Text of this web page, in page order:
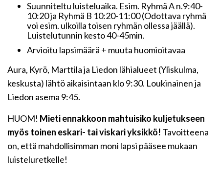
Suunniteltu luisteluaika. Esim. Ryhmä A n.9:40-
10:20 ja Ryhmä B 10:20-11:00 (Odottava ryhmä
voi esim. ulkoilla toisen ryhmän ollessa jäällä).
Luistelutunnin kesto 40-45min.
Arvioitu lapsimäärä + muuta huomioitavaa
Aura, Kyrö, Marttila ja Liedon lähialueet (Yliskulma,
keskusta) lähtö aikaisintaan klo 9:30. Loukinainen ja
Liedon asema 9:45.
HUOM! Mieti ennakkoon mahtuisiko kuljetukseen
myös toinen eskari- tai viskari yksikkö! Tavoitteena
on, että mahdollisimman moni lapsi pääsee mukaan
luisteluretkelle!